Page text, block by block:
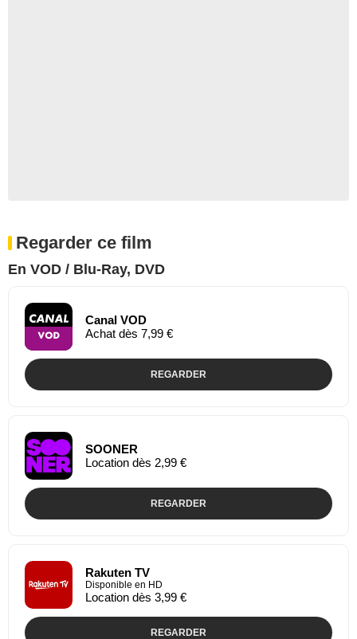
Regarder ce film
En VOD / Blu-Ray, DVD
Canal VOD
Achat dès 7,99 €
REGARDER
SOONER
Location dès 2,99 €
REGARDER
Rakuten TV
Disponible en HD
Location dès 3,99 €
REGARDER